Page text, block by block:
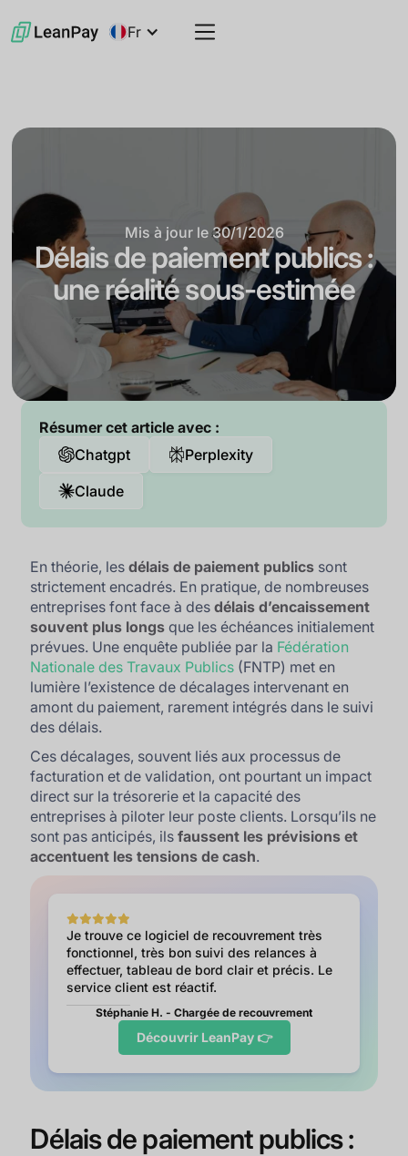
Fr
Mis à jour le 30/1/2026
Délais de paiement publics :
une réalité sous-estimée
Résumer cet article avec :
Chatgpt
Perplexity
Claude
En théorie, lesdélais de paiement publics sont
strictement encadrés. En pratique, de nombreuses
entreprises font face à desdélais d’encaissement
souvent plus longs que les échéances initialement
prévues. Une enquête publiée par la Fédération
Nationale des Travaux Publics (FNTP) met en
lumière l’existence de décalages intervenant en
amont du paiement, rarement intégrés dans le suivi
des délais.
Ces décalages, souvent liés aux processus de
facturation et de validation, ont pourtant un impact
direct sur la trésorerie et la capacité des
entreprises à piloter leur poste clients. Lorsqu’ils ne
sont pas anticipés, ilsfaussent les prévisions et
accentuent les tensions de cash.
Je trouve ce logiciel de recouvrement très
fonctionnel, très bon suivi des relances à
effectuer, tableau de bord clair et précis. Le
service client est réactif.
Stéphanie H. - Chargée de recouvrement
Découvrir LeanPay 👉
Délais de paiement publics :